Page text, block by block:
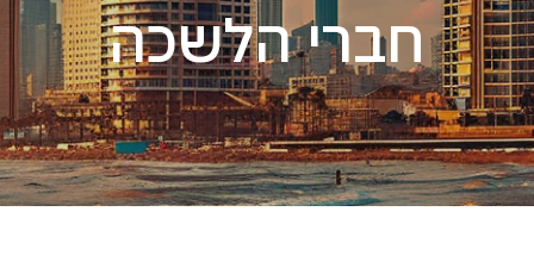
חברי הלשכה